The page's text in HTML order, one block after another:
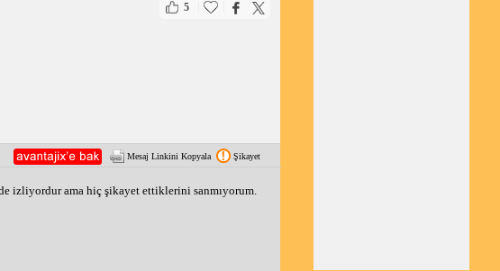
5
Mesaj Linkini Kopyala Şikayet
izliyordur ama hiç şikayet ettiklerini sanmıyorum.